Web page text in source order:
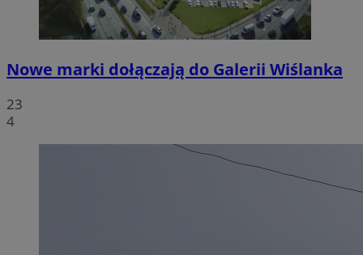
Nowe marki dołączają do Galerii Wiślanka
23
4